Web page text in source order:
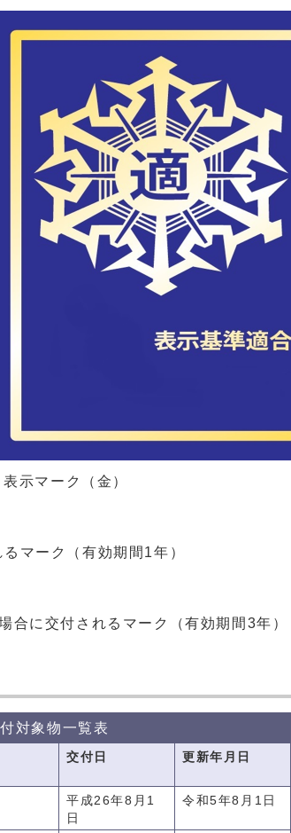
示マーク（金）
マーク（有効期間1年）
に交付されるマーク（有効期間3年）
対象物一覧表
交付日 更新年月日
平成26年8月1
日
令和5年8月1日